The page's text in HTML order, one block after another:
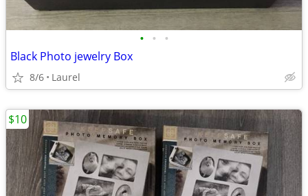
• • •
Black Photo jewelry Box
8/6 Laurel
$10